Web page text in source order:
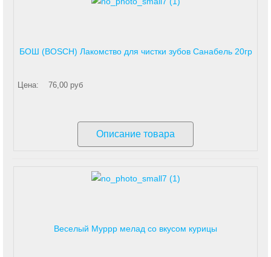
БОШ (BOSCH) Лакомство для чистки зубов Санабель 20гр
Цена: 76,00 руб
Описание товара
Веселый Муррр мелад со вкусом курицы